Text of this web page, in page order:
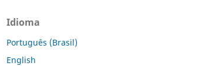
Idioma
Português (Brasil)
English